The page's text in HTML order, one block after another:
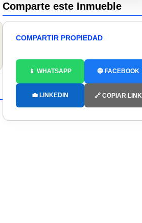
Comparte este Inmueble
COMPARTIR PROPIEDAD
📱 WHATSAPP 🔵 FACEBOOK
💼 LINKEDIN 🔗 COPIAR LINK